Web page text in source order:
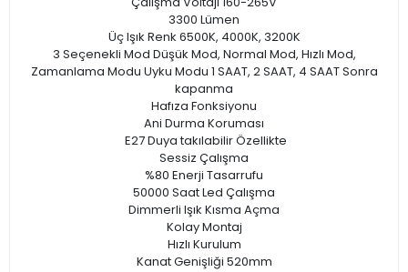
3300 Lümen
Üç Işık Renk 6500K, 4000K, 3200K
3 Seçenekli Mod Düşük Mod, Normal Mod, Hızlı Mod,
Zamanlama Modu Uyku Modu 1 SAAT, 2 SAAT, 4 SAAT Sonra
kapanma
Hafıza Fonksiyonu
Ani Durma Koruması
E27 Duya takılabilir Özellikte
Sessiz Çalışma
%80 Enerji Tasarrufu
50000 Saat Led Çalışma
Dimmerli Işık Kısma Açma
Kolay Montaj
Hızlı Kurulum
Kanat Genişliği 520mm